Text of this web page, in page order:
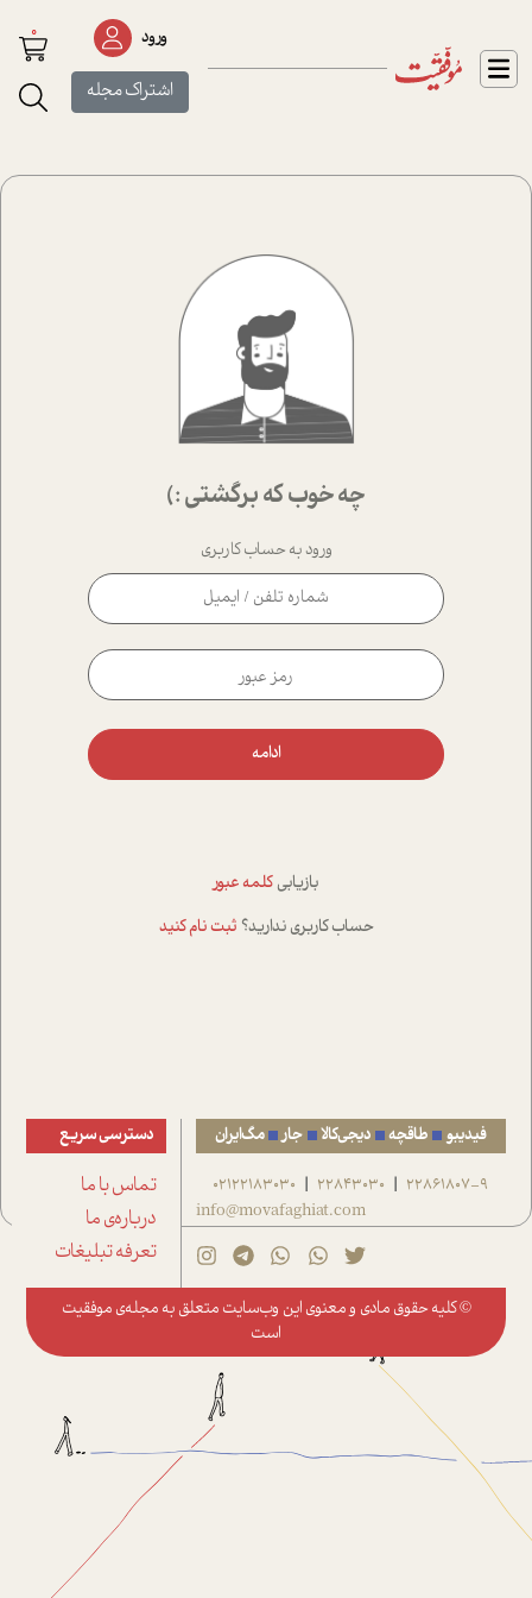
ورود
اشتراک مجله
0
چه خوب که برگشتی :)
ورود به حساب کاربری
ادامه
بازیابی کلمه عبور
حساب کاربری ندارید؟ ثبت نام کنید
فیدیبو طاقچه دیجی‌کالا جار مگ‌ایران
22861807-9
|
22843030
|
02122183030
info@movafaghiat.com
دسترسی سریع
تماس با ما
درباره‌ی ما
تعرفه تبلیغات
© کلیه حقوق مادی و معنوی این وب‌سایت متعلق به مجله‌ی موفقیت
است